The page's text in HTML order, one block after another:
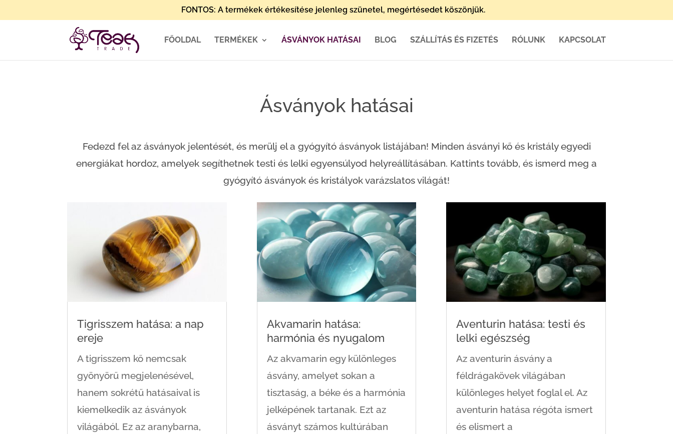
FONTOS: A termékek értékesítése jelenleg szünetel, megértésedet köszönjük.
FŐOLDAL TERMÉKEK ÁSVÁNYOK HATÁSAI BLOG SZÁLLÍTÁS ÉS FIZETÉS RÓLUNK KAPCSOLAT
Ásványok hatásai
Fedezd fel az ásványok jelentését, és merülj el a gyógyító ásványok listájában! Minden ásványi kő és kristály egyedi
energiákat hordoz, amelyek segíthetnek testi és lelki egyensúlyod helyreállításában. Kattints tovább, és ismerd meg a
gyógyító ásványok és kristályok varázslatos világát!
Tigrisszem hatása: a nap
ereje
A tigrisszem kő nemcsak
gyönyörű megjelenésével,
hanem sokrétű hatásaival is
kiemelkedik az ásványok
világából. Ez az aranybarna,
Akvamarin hatása:
harmónia és nyugalom
Az akvamarin egy különleges
ásvány, amelyet sokan a
tisztaság, a béke és a harmónia
jelképének tartanak. Ezt az
ásványt számos kultúrában
Aventurin hatása: testi és
lelki egészség
Az aventurin ásvány a
féldrágakövek világában
különleges helyet foglal el. Az
aventurin hatása régóta ismert
és elismert a